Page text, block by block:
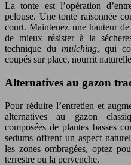
La tonte est l’opération
pelouse. Une tonte raisonnée
court. Maintenez une hauteur
de mieux résister à la
technique du mulching, qui
coupés sur place, nourrit
Alternatives au gazon
Pour réduire l’entretien et
alternatives au gazon
composées de plantes basses
sedums offrent un aspect
les zones ombragées, optez
terrestre ou la pervenche.